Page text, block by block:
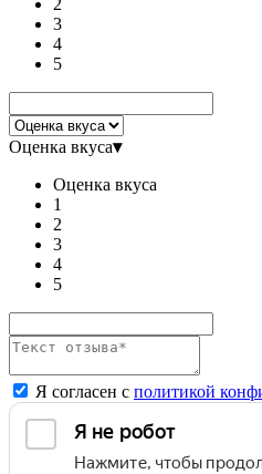
3
4
5
Оценка вкуса▾
Оценка вкуса
1
2
3
4
5
Я согласен с политикой